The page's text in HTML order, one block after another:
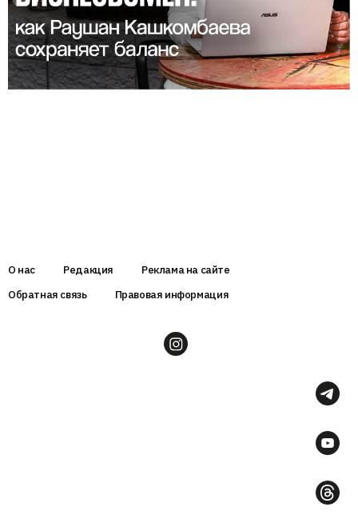
О нас Редакция
Реклама на сайте
Обратная связь
Правовая информация